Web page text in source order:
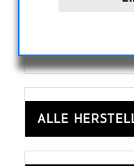
STERNWARTEN-
ALLE